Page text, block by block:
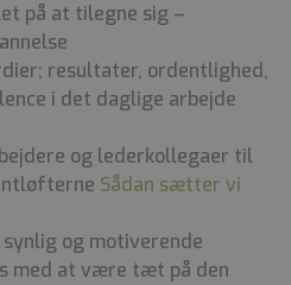
på at tilegne sig –
resultater, ordentlighed,
i det daglige arbejde
og lederkollegaer til
Sådan sætter vi
og motiverende
med at være tæt på den